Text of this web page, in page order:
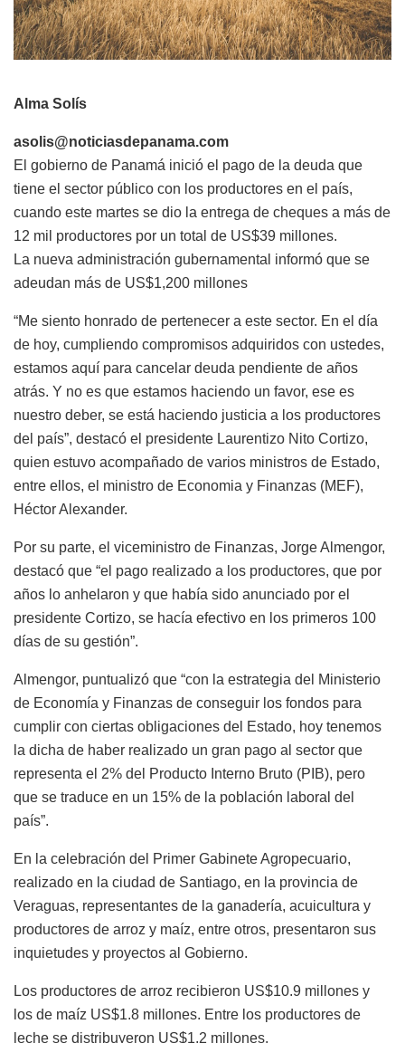
Alma Solís
asolis@noticiasdepanama.com
El gobierno de Panamá inició el pago de la deuda que
tiene el sector público con los productores en el país,
cuando este martes se dio la entrega de cheques a más de
12 mil productores por un total de US$39 millones.
La nueva administración gubernamental informó que se
adeudan más de US$1,200 millones
“Me siento honrado de pertenecer a este sector. En el día
de hoy, cumpliendo compromisos adquiridos con ustedes,
estamos aquí para cancelar deuda pendiente de años
atrás. Y no es que estamos haciendo un favor, ese es
nuestro deber, se está haciendo justicia a los productores
del país”, destacó el presidente Laurentizo Nito Cortizo,
quien estuvo acompañado de varios ministros de Estado,
entre ellos, el ministro de Economia y Finanzas (MEF),
Héctor Alexander.
Por su parte, el viceministro de Finanzas, Jorge Almengor,
destacó que “el pago realizado a los productores, que por
años lo anhelaron y que había sido anunciado por el
presidente Cortizo, se hacía efectivo en los primeros 100
días de su gestión”.
Almengor, puntualizó que “con la estrategia del Ministerio
de Economía y Finanzas de conseguir los fondos para
cumplir con ciertas obligaciones del Estado, hoy tenemos
la dicha de haber realizado un gran pago al sector que
representa el 2% del Producto Interno Bruto (PIB), pero
que se traduce en un 15% de la población laboral del
país”.
En la celebración del Primer Gabinete Agropecuario,
realizado en la ciudad de Santiago, en la provincia de
Veraguas, representantes de la ganadería, acuicultura y
productores de arroz y maíz, entre otros, presentaron sus
inquietudes y proyectos al Gobierno.
Los productores de arroz recibieron US$10.9 millones y
los de maíz US$1.8 millones. Entre los productores de
leche se distribuyeron US$1.2 millones.